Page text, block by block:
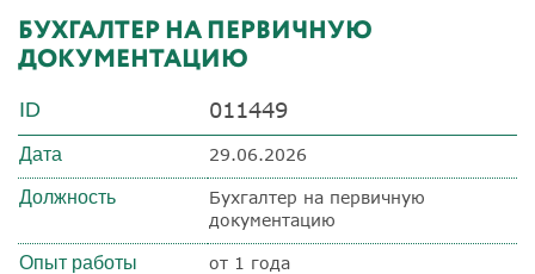
БУХГАЛТЕР НА ПЕРВИЧНУЮ
ДОКУМЕНТАЦИЮ
ID 011449
Дата 29.06.2026
Должность
Бухгалтер на первичную
документацию
Опыт работы от 1 года